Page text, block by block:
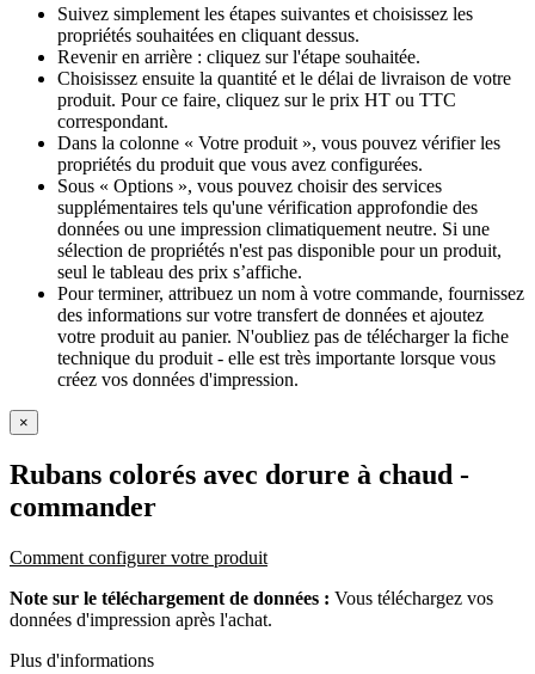
Suivez simplement les étapes suivantes et choisissez les
propriétés souhaitées en cliquant dessus.
Revenir en arrière : cliquez sur l'étape souhaitée.
Choisissez ensuite la quantité et le délai de livraison de votre
produit. Pour ce faire, cliquez sur le prix HT ou TTC
correspondant.
Dans la colonne « Votre produit », vous pouvez vérifier les
propriétés du produit que vous avez configurées.
Sous « Options », vous pouvez choisir des services
supplémentaires tels qu'une vérification approfondie des
données ou une impression climatiquement neutre. Si une
sélection de propriétés n'est pas disponible pour un produit,
seul le tableau des prix s’affiche.
Pour terminer, attribuez un nom à votre commande, fournissez
des informations sur votre transfert de données et ajoutez
votre produit au panier. N'oubliez pas de télécharger la fiche
technique du produit - elle est très importante lorsque vous
créez vos données d'impression.
×
Rubans colorés avec dorure à chaud -
commander
Comment configurer votre produit
Note sur le téléchargement de données : Vous téléchargez vos
données d'impression après l'achat.
Plus d'informations